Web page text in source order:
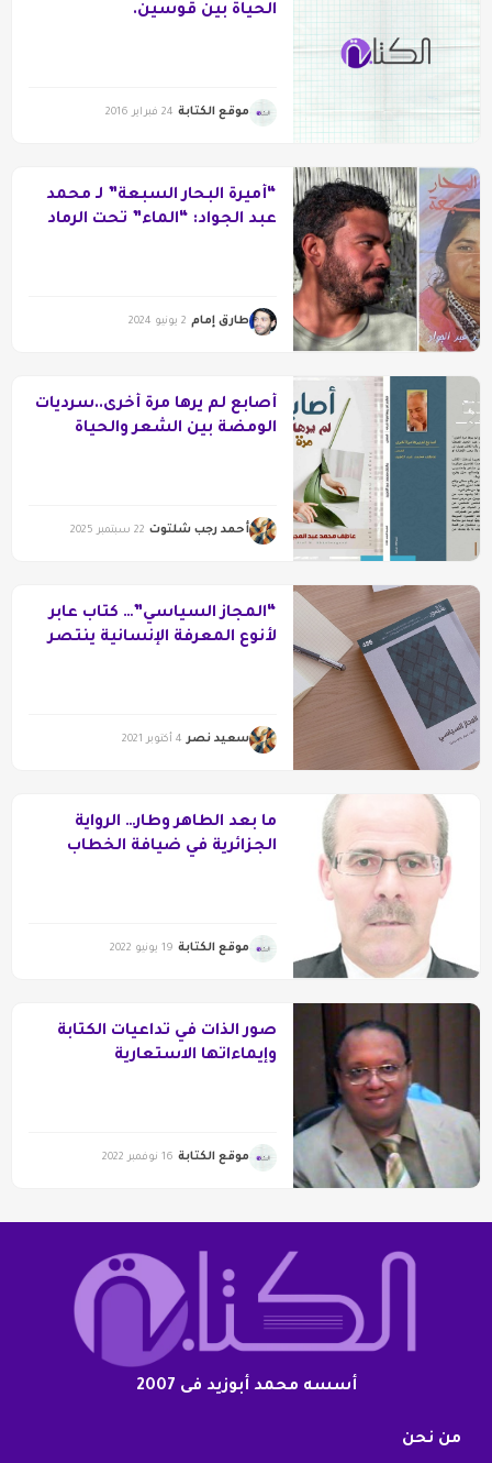
الحياة بين قوسين.
موقع الكتابة 24 فبراير 2016
“أميرة البحار السبعة” لـ محمد
عبد الجواد: “الماء” تحت الرماد
طارق إمام 2 يونيو 2024
أصابع لم يرها مرة أخرى..سرديات
الومضة بين الشعر والحياة
أحمد رجب شلتوت 22 سبتمبر 2025
“المجاز السياسي”… كتاب عابر
لأنوع المعرفة الإنسانية ينتصر
سعيد نصر 4 أكتوبر 2021
ما بعد الطاهر وطار… الرواية
الجزائرية في ضيافة الخطاب
موقع الكتابة 19 يونيو 2022
صور الذات في تداعيات الكتابة
وإيماءاتها الاستعارية
موقع الكتابة 16 نوفمبر 2022
أسسه محمد أبوزيد فى 2007
من نحن